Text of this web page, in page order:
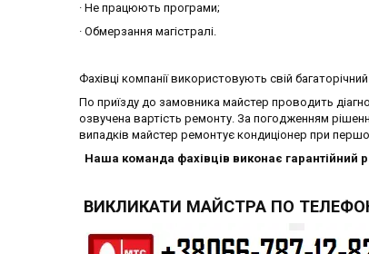
· Не працюють програми;
· Обмерзання магістралі.
Фахівці компанії використовують свій
По приїзду до замовника майстер проводить
озвучена вартість ремонту. За погодженням
випадків майстер ремонтує кондиціонер при
Наша команда фахівців виконає гарантійний
ВИКЛИКАТИ МАЙСТРА ПО